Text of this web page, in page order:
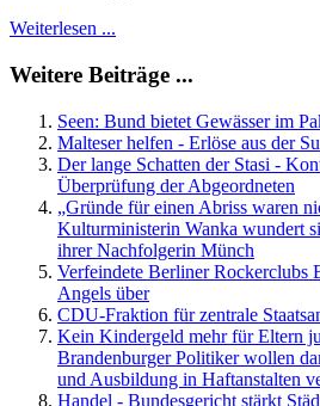
Weiterlesen ...
Weitere Beiträge ...
Seen: Bund bietet Gewässer im
Malteser helfen - Erlöse aus der
Der lange Schatten der Stasi -
Überprüfung der Abgeordneten
„Gründe für einen Abriss waren
Kulturministerin Wanka wundert
ihrer Nachfolgerin Münch
Verfeindete Berliner Rockerclubs
Angels über
CDU-Fraktion für zentrale
Kein Kindergeld mehr für Eltern
Brandenburger Politiker wollen
und Ausbildung in Haftanstalten
Handel - Bundesgericht stärkt